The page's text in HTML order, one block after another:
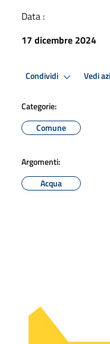
Data :
17 dicembre 2024
Condividi Vedi
Categorie:
Comune
Argomenti:
Acqua